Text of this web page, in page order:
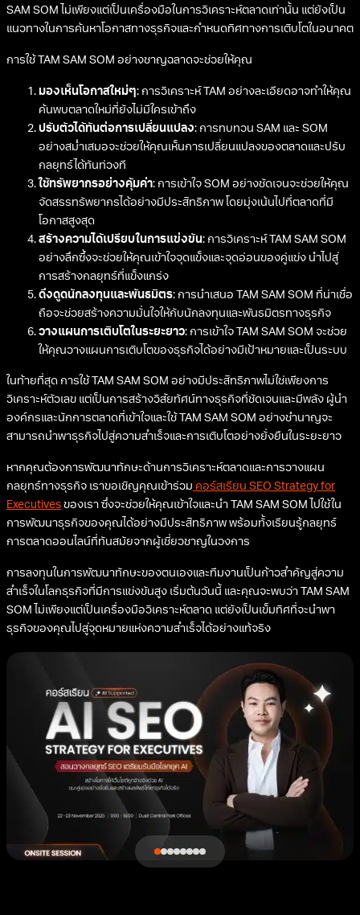
SAM SOM ไม่เพียงแต่เป็นเครื่องมือในการวิเคราะห์ตลาดเท่านั้น แต่ยังเป็น
แนวทางในการค้นหาโอกาสทางธุรกิจและกำหนดทิศทางการเติบโตในอนาคต
การใช้ TAM SAM SOM อย่างชาญฉลาดจะช่วยให้คุณ
มองเห็นโอกาสใหม่ๆ: การวิเคราะห์ TAM อย่างละเอียดอาจทำให้คุณ
ค้นพบตลาดใหม่ที่ยังไม่มีใครเข้าถึง
ปรับตัวได้ทันต่อการเปลี่ยนแปลง: การทบทวน SAM และ SOM
อย่างสม่ำเสมอจะช่วยให้คุณเห็นการเปลี่ยนแปลงของตลาดและปรับ
กลยุทธ์ได้ทันท่วงที
ใช้ทรัพยากรอย่างคุ้มค่า: การเข้าใจ SOM อย่างชัดเจนจะช่วยให้คุณ
จัดสรรทรัพยากรได้อย่างมีประสิทธิภาพ โดยมุ่งเน้นไปที่ตลาดที่มี
โอกาสสูงสุด
สร้างความได้เปรียบในการแข่งขัน: การวิเคราะห์ TAM SAM SOM
อย่างลึกซึ้งจะช่วยให้คุณเข้าใจจุดแข็งและจุดอ่อนของคู่แข่ง นำไปสู่
การสร้างกลยุทธ์ที่แข็งแกร่ง
ดึงดูดนักลงทุนและพันธมิตร: การนำเสนอ TAM SAM SOM ที่น่าเชื่อ
ถือจะช่วยสร้างความมั่นใจให้กับนักลงทุนและพันธมิตรทางธุรกิจ
วางแผนการเติบโตในระยะยาว: การเข้าใจ TAM SAM SOM จะช่วย
ให้คุณวางแผนการเติบโตของธุรกิจได้อย่างมีเป้าหมายและเป็นระบบ
ในท้ายที่สุด การใช้ TAM SAM SOM อย่างมีประสิทธิภาพไม่ใช่เพียงการ
วิเคราะห์ตัวเลข แต่เป็นการสร้างวิสัยทัศน์ทางธุรกิจที่ชัดเจนและมีพลัง ผู้นำ
องค์กรและนักการตลาดที่เข้าใจและใช้ TAM SAM SOM อย่างชำนาญจะ
สามารถนำพาธุรกิจไปสู่ความสำเร็จและการเติบโตอย่างยั่งยืนในระยะยาว
หากคุณต้องการพัฒนาทักษะด้านการวิเคราะห์ตลาดและการวางแผน
กลยุทธ์ทางธุรกิจ เราขอเชิญคุณเข้าร่วม คอร์สเรียน SEO Strategy for
Executives ของเรา ซึ่งจะช่วยให้คุณเข้าใจและนำ TAM SAM SOM ไปใช้ใน
การพัฒนาธุรกิจของคุณได้อย่างมีประสิทธิภาพ พร้อมทั้งเรียนรู้กลยุทธ์
การตลาดออนไลน์ที่ทันสมัยจากผู้เชี่ยวชาญในวงการ
การลงทุนในการพัฒนาทักษะของตนเองและทีมงานเป็นก้าวสำคัญสู่ความ
สำเร็จในโลกธุรกิจที่มีการแข่งขันสูง เริ่มต้นวันนี้ และคุณจะพบว่า TAM SAM
SOM ไม่เพียงแต่เป็นเครื่องมือวิเคราะห์ตลาด แต่ยังเป็นเข็มทิศที่จะนำพา
ธุรกิจของคุณไปสู่จุดหมายแห่งความสำเร็จได้อย่างแท้จริง